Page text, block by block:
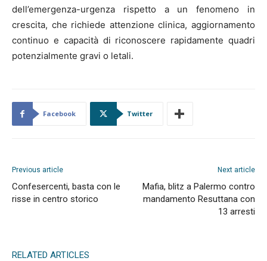
dell’emergenza-urgenza rispetto a un fenomeno in
crescita, che richiede attenzione clinica, aggiornamento
continuo e capacità di riconoscere rapidamente quadri
potenzialmente gravi o letali.
Facebook Twitter
Previous article
Confesercenti, basta con le
risse in centro storico
Next article
Mafia, blitz a Palermo contro
mandamento Resuttana con
13 arresti
RELATED ARTICLES